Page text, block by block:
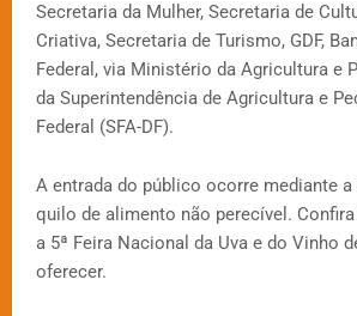
Secretaria da Mulher, Secretaria de
Criativa, Secretaria de Turismo, GDF,
Federal, via Ministério da Agricultura e
da Superintendência de Agricultura e
Federal (SFA-DF).
A entrada do público ocorre mediante a
quilo de alimento não perecível.
a 5ª Feira Nacional da Uva e do Vinho
oferecer.